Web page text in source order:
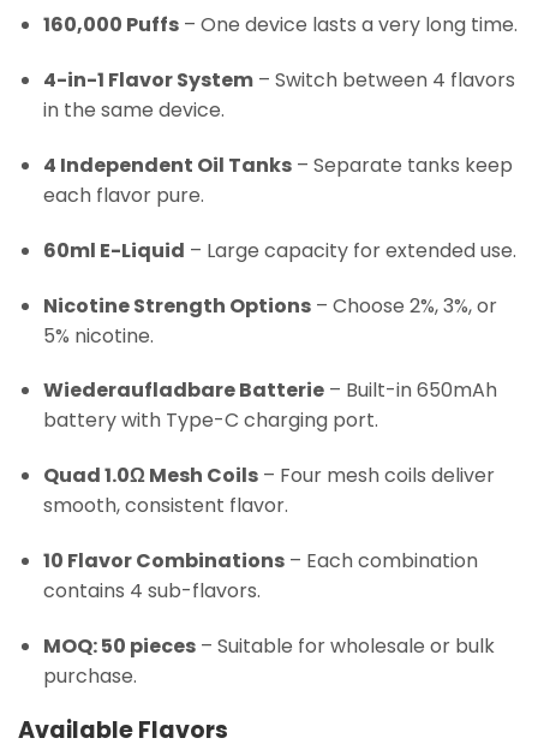
160,000 Puffs– One device lasts a very long time.
4-in-1 Flavor System– Switch between 4 flavors
in the same device.
4 Independent Oil Tanks– Separate tanks keep
each flavor pure.
60ml E-Liquid – Large capacity for extended use.
Nicotine Strength Options– Choose 2%, 3%, or
5% nicotine.
Wiederaufladbare Batterie– Built-in 650mAh
battery with Type-C charging port.
Quad 1.0Ω Mesh Coils– Four mesh coils deliver
smooth, consistent flavor.
10 Flavor Combinations– Each combination
contains 4 sub-flavors.
MOQ: 50 pieces– Suitable for wholesale or bulk
purchase.
Available Flavors